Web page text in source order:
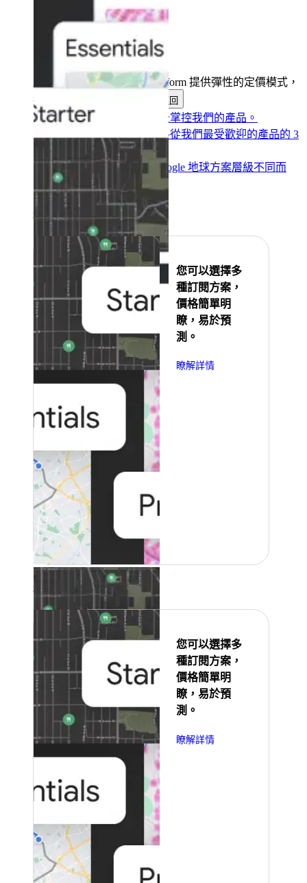
產品與服務
Google Maps Platform 提供彈性的定價模式，
適合各種需求和預算。
返回
即付即用
定價讓您完全掌控我們的產品。
以一個價格從我們最受歡迎的產品的 3
個計劃中進行選擇。
Google 地球 價格視 Google 地球方案層級不同而
定。
精選
您可以選擇多
種訂閱方案，
價格簡單明
瞭，易於預
測。
瞭解詳情
精選
您可以選擇多
種訂閱方案，
價格簡單明
瞭，易於預
測。
瞭解詳情